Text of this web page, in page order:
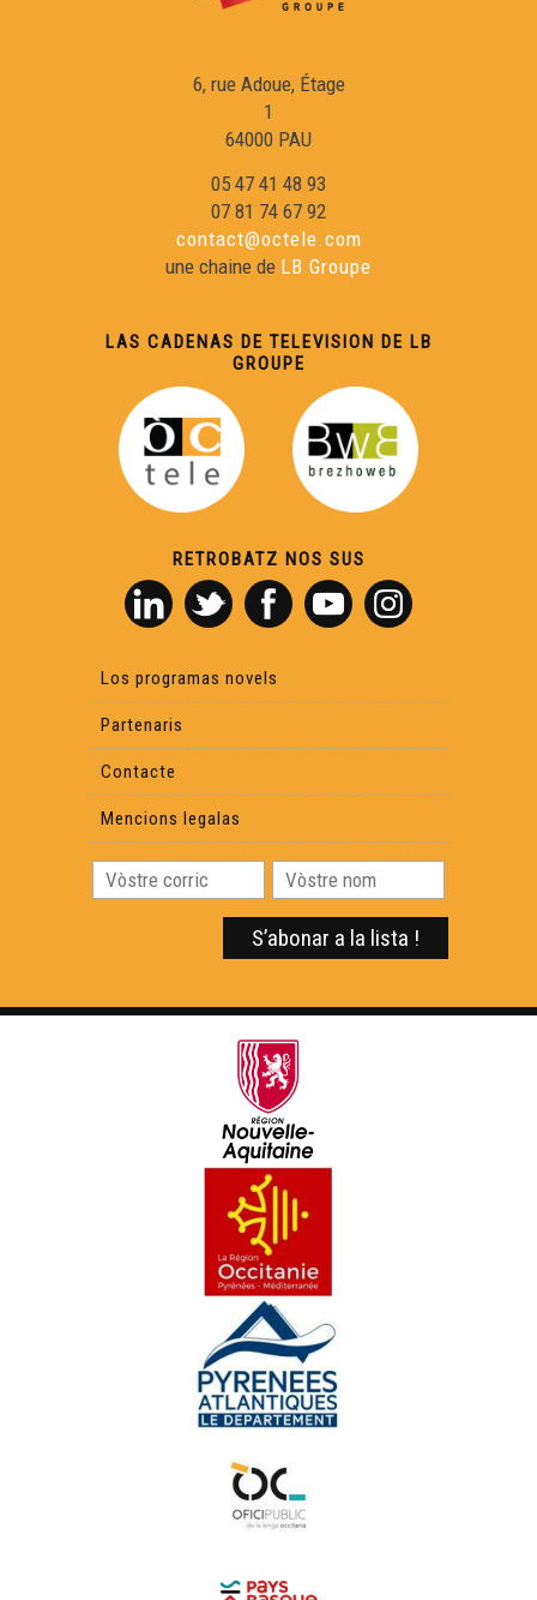
Joan-Francés Lafont - Cara e Cara
Patrick Lasseube - Cara e Cara
Isabelle François - Cara e Cara
Benjamin Assié (brac) - Cara e Cara
Bernard Vauriac - Cara e Cara
Monica Burg - Cara e Cara
Patrick Ratinaud - Cara e Cara
Sandra Juan - Cara e Cara
Claudi Alranq - Cara e Cara
Joan-Ives Agard - Cara e Cara
Lisa Gròs - Cara e Cara
Jean-Jacques Casteret - Cara e Cara
Alan Marc - Cara e Cara
Simone Anglade - Cara e Cara
André Valadier - Cara e Cara
6, rue Adoue, Étage
1
64000 PAU
05 47 41 48 93
07 81 74 67 92
contact@octele.com
une chaine de LB Groupe
LAS CADENAS DE TELEVISION DE LB
GROUPE
RETROBATZ NOS SUS
Los programas novels
Partenaris
Contacte
Mencions legalas